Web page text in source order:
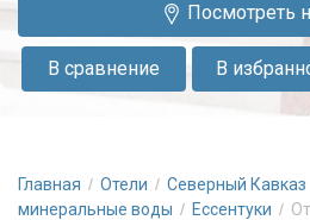
уютное
тихое
вашим
услугам
Посмотреть
В
В сравнение
Главная Отели Северный Кавказ
минеральные воды
Ессентуки